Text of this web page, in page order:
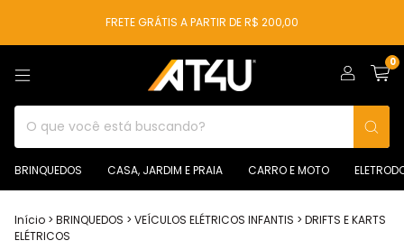
FRETE GRÁTIS A PARTIR DE R$ 200,00
0
BRINQUEDOS CASA, JARDIM E PRAIA CARRO E MOTO
Início > BRINQUEDOS > VEÍCULOS ELÉTRICOS INFANTIS > DRIFTS E KARTS
ELÉTRICOS